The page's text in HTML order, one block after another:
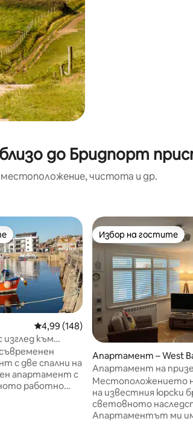
до Бридпорт
местоположение, чистота и др.
на гостите
Средна оценка: 4,99 от 5, 148
4,99 (148)
изглед към
бряг.
с две спални на
апартамент с
работно
Избор на гостите
Избор на гостите
Апартамент – West
Апартамент на
градина в Уест Бей
Местоположението
на известния юрски
световното
Апартаментът ми